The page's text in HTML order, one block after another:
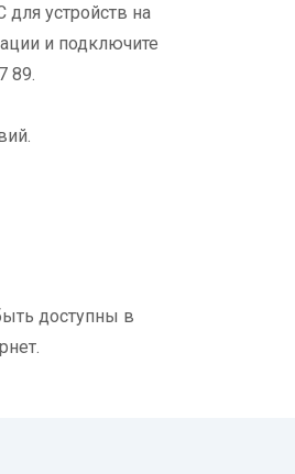
устройств на
и подключите
89.
доступны в